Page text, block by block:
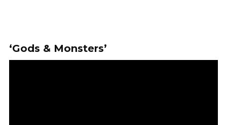
‘Gods & Monsters’